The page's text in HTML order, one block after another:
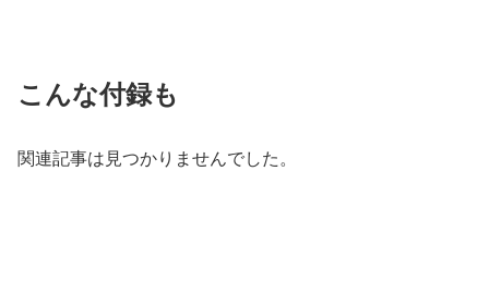
こんな付録も
関連記事は見つかりませんでした。